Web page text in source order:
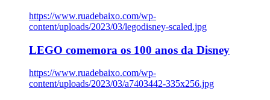
https://www.ruadebaixo.com/wp-
content/uploads/2023/03/legodisney-scaled.jpg
LEGO comemora os 100 anos da Disney
https://www.ruadebaixo.com/wp-
content/uploads/2023/03/a7403442-335x256.jpg